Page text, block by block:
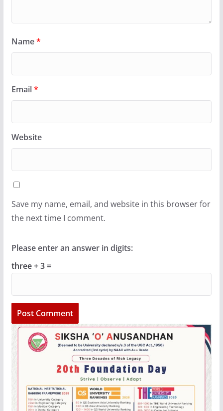
Name*
Email*
Website
Save my name, email, and website in this browser for
the next time I comment.
Please enter an answer in digits:
three + 3 =